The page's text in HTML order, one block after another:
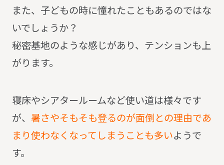
また、子どもの時に憧れたこともあるのではな
いでしょうか？
秘密基地のような感じがあり、テンションも上
がります。
寝床やシアタールームなど使い道は様々です
が、 暑さやそもそも登るのが面倒との理由であ
まり使わなくなってしまうことも多いようで
す。